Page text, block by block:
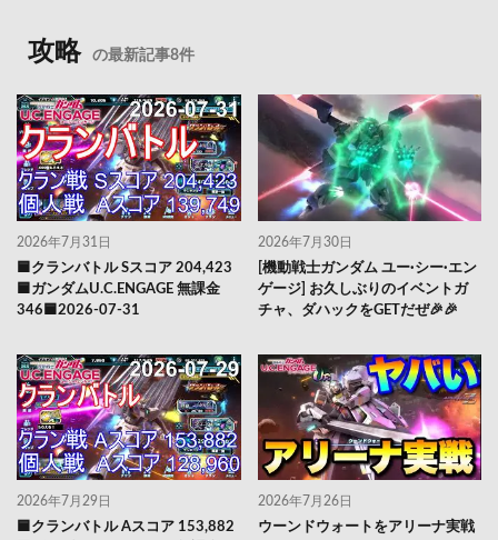
攻略 の最新記事8件
2026年7月31日
🟦クランバトル Sスコア 204,423
🟦ガンダムU.C.ENGAGE 無課金
346🟦2026-07-31
2026年7月30日
[機動戦士ガンダム ユー·シー·エン
ゲージ] お久しぶりのイベントガ
チャ、ダハックをGETだぜ🎉🎉
2026年7月29日
🟦クランバトル Aスコア 153,882
2026年7月26日
ウーンドウォートをアリーナ実戦